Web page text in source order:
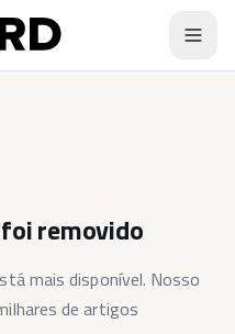
removido
mais disponível. Nosso
de artigos